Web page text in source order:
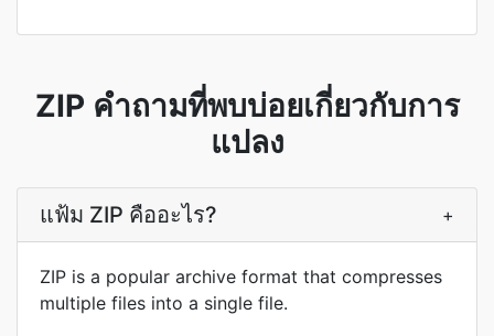
ZIP คำถามที่พบบ่อยเกี่ยวกับการ
แปลง
แฟ้ม ZIP คืออะไร? +
ZIP is a popular archive format that compresses
multiple files into a single file.